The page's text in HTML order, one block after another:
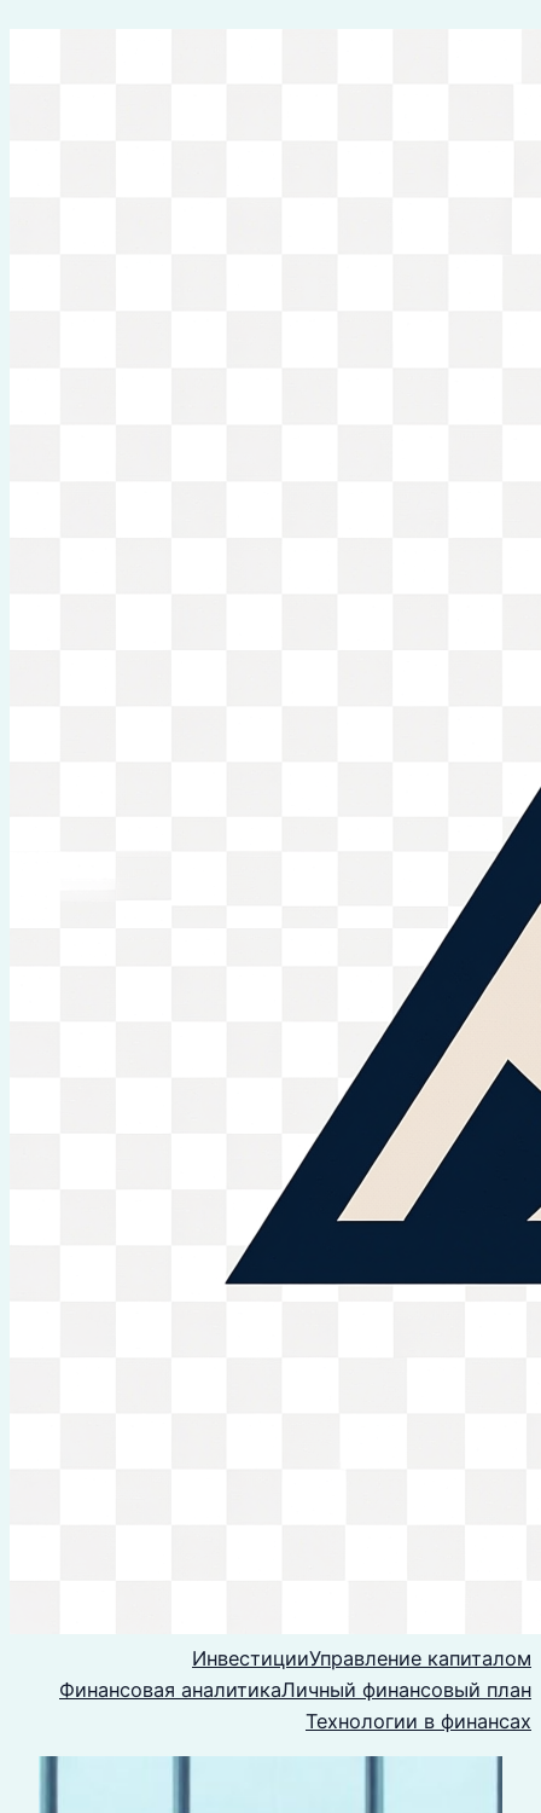
ИнвестицииУправление капиталом
Финансовая аналитикаЛичный финансовый план
Технологии в финансах